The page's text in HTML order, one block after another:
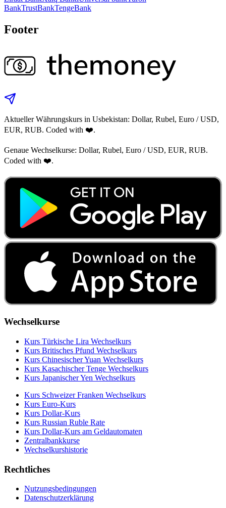
BankTrustBankTengeBank
Footer
Aktueller Währungskurs in Usbekistan: Dollar, Rubel, Euro / USD,
EUR, RUB. Coded with ❤️.
Genaue Wechselkurse: Dollar, Rubel, Euro / USD, EUR, RUB.
Coded with ❤️.
Wechselkurse
Kurs Türkische Lira Wechselkurs
Kurs Britisches Pfund Wechselkurs
Kurs Chinesischer Yuan Wechselkurs
Kurs Kasachischer Tenge Wechselkurs
Kurs Japanischer Yen Wechselkurs
Kurs Schweizer Franken Wechselkurs
Kurs Euro-Kurs
Kurs Dollar-Kurs
Kurs Russian Ruble Rate
Kurs Dollar-Kurs am Geldautomaten
Zentralbankkurse
Wechselkurshistorie
Rechtliches
Nutzungsbedingungen
Datenschutzerklärung